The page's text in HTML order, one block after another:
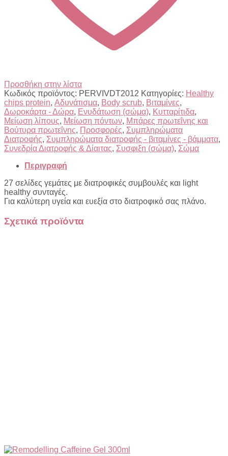
Προσθήκη στην λίστα
Κωδικός προϊόντος: PERVIVDT2012 Κατηγορίες: Healthy
chips protein, Αδυνάτισμα, Βody scrub, Βιταμίνες,
Δωροκάρτα - Δώρα, Ενυδάτωση (σώμα), Κυτταρίτιδα,
Μείωση λίπους, Μείωση πόντων, Μπάρες πρωτεΐνης και
Βούτυρα πρωτεΐνης, Προσφορές, Συμπληρώματα
Διατροφής, Συμπληρώματα διατροφής - βιταμίνες - βάμματα,
Συνεδρία Διατροφής & Δίαιτας, Συσφιξη (σώμα), Σώμα
Περιγραφή
27 σελίδες γεμάτες με διατροφικές συμβουλές και light
healthy συνταγές.
Για καλύτερη υγεία και ευεξία στο διατροφικό σας πλάνο.
Σχετικά προϊόντα